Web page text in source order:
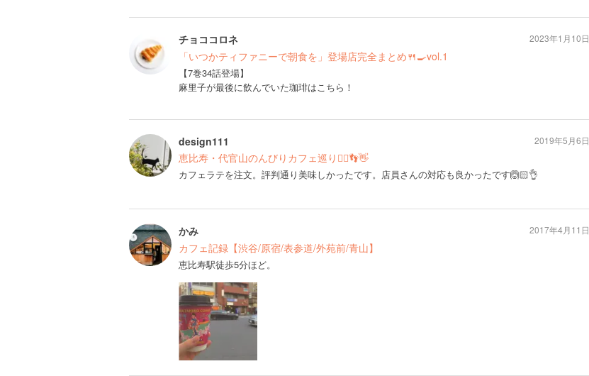
チョココロネ
「いつかティファニーで朝食を」登場店完全まとめ🍴🍳vol.1
【7巻34話登場】
麻里子が最後に飲んでいた珈琲はこちら！
2023年1月10日
design111
恵比寿・代官山のんびりカフェ巡り🚶‍♀️👣👋
カフェラテを注文。評判通り美味しかったです。店員さんの対応も良かったです🙆🏻👌
2019年5月6日
かみ
カフェ記録【渋谷/原宿/表参道/外苑前/青山】
恵比寿駅徒歩5分ほど。
2017年4月11日